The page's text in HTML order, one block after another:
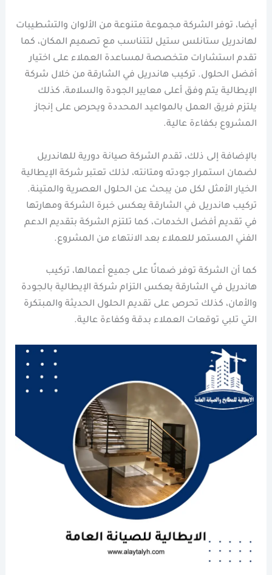
أيضا، توفر الشركة مجموعة متنوعة من الألوان والتشطيبات
لهاندريل ستانلس ستيل لتتناسب مع تصميم المكان، كما
تقدم استشارات متخصصة لمساعدة العملاء على اختيار
أفضل الحلول. تركيب هاندريل في الشارقة من خلال شركة
الإيطالية يتم وفق أعلى معايير الجودة والسلامة، كذلك
يلتزم فريق العمل بالمواعيد المحددة ويحرص على إنجاز
المشروع بكفاءة عالية.
بالإضافة إلى ذلك، تقدم الشركة صيانة دورية للهاندريل
لضمان استمرار جودته ومتانته، لذلك تعتبر شركة الإيطالية
الخيار الأمثل لكل من يبحث عن الحلول العصرية والمتينة.
تركيب هاندريل في الشارقة يعكس خبرة الشركة ومهارتها
في تقديم أفضل الخدمات، كما تلتزم الشركة بتقديم الدعم
الفني المستمر للعملاء بعد الانتهاء من المشروع.
كما أن الشركة توفر ضمانًا على جميع أعمالها، تركيب
هاندريل في الشارقة يعكس التزام شركة الإيطالية بالجودة
والأمان، كذلك تحرص على تقديم الحلول الحديثة والمبتكرة
التي تلبي توقعات العملاء بدقة وكفاءة عالية.